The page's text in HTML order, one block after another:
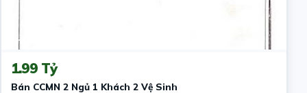
1 năm trước
1.99 Tỷ
Bán CCMN 2 Ngủ 1 Khách 2 Vệ Sinh